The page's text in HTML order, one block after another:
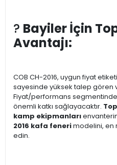
? Bayiler İçin
Avantajı:
COB CH-2016, uygun fiyat
sayesinde yüksek talep gören
Fiyat/performans segmentinde
önemli katkı sağlayacaktır.
kamp ekipmanları
2016 kafa fenerimodelini, en
edin.